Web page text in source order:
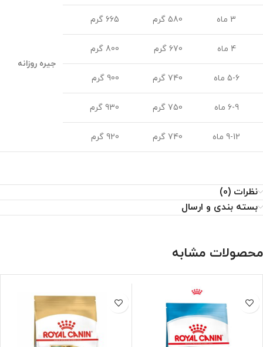
جیره روزانه
3 ماه 580 گرم 665 گرم
4 ماه 670 گرم 800 گرم
5-6 ماه 740 گرم 900 گرم
6-9 ماه 750 گرم 930 گرم
9-12 ماه 740 گرم 920 گرم
نظرات (0)
بسته بندی و ارسال
محصولات مشابه